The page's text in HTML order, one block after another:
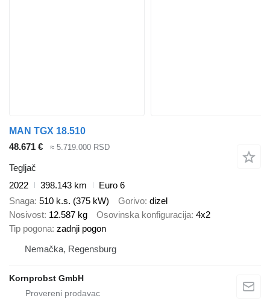
MAN TGX 18.510
48.671 €
≈ 5.719.000 RSD
Tegljač
2022
398.143 km
Euro 6
Snaga 510 k.s. (375 kW) Gorivo dizel
Nosivost 12.587 kg Osovinska konfiguracija 4x2
Tip pogona zadnji pogon
Nemačka, Regensburg
Kornprobst GmbH